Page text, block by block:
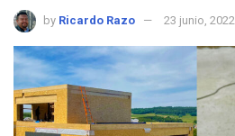
by Ricardo Razo 23 junio, 2022